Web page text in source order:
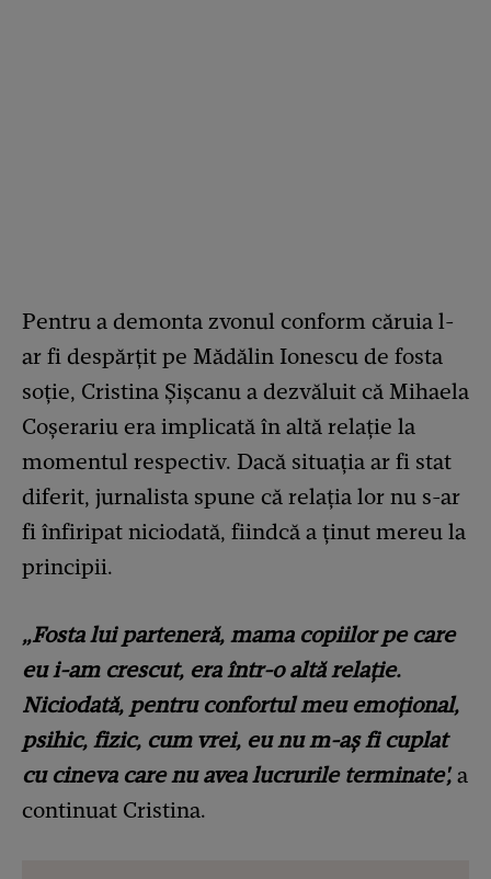
Pentru a demonta zvonul conform căruia l-
ar fi despărțit pe Mădălin Ionescu de fosta
soție, Cristina Șișcanu a dezvăluit că Mihaela
Coșerariu era implicată în altă relație la
momentul respectiv. Dacă situația ar fi stat
diferit, jurnalista spune că relația lor nu s-ar
fi înfiripat niciodată, fiindcă a ținut mereu la
principii.
„Fosta lui parteneră, mama copiilor pe care
eu i-am crescut, era într-o altă relație.
Niciodată, pentru confortul meu emoțional,
psihic, fizic, cum vrei, eu nu m-aș fi cuplat
cu cineva care nu avea lucrurile terminate', a
continuat Cristina.